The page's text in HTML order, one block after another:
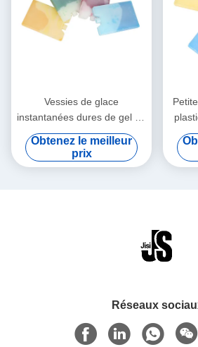
Vessies de glace
instantanées dures de gel de
Shell, grande taille
réutilisable des vessies de
glace 15*10*2cm de gel
Obtenez le meilleur
prix
Réseaux